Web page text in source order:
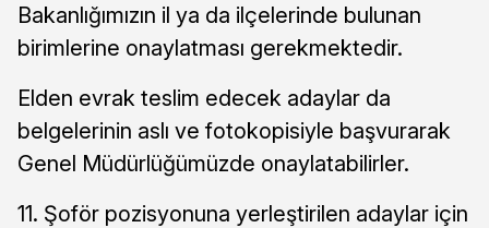
Bakanlığımızın il ya da ilçelerinde bulunan
birimlerine onaylatması gerekmektedir.
Elden evrak teslim edecek adaylar da
belgelerinin aslı ve fotokopisiyle başvurarak
Genel Müdürlüğümüzde onaylatabilirler.
11. Şoför pozisyonuna yerleştirilen adaylar için